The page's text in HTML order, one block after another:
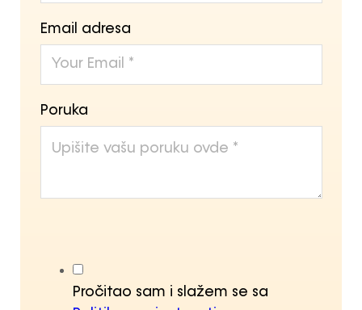
Email adresa
Poruka
Pročitao sam i slažem se sa